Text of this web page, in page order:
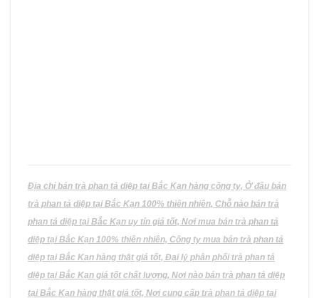
Địa chỉ bán trà phan tả diệp tại Bắc Kạn hàng công ty, Ở đâu bán
trà phan tả diệp tại Bắc Kạn 100% thiên nhiên, Chỗ nào bán trà
phan tả diệp tại Bắc Kạn uy tín giá tốt, Nơi mua bán trà phan tả
diệp tại Bắc Kạn 100% thiên nhiên, Công ty mua bán trà phan tả
diệp tại Bắc Kạn hàng thật giá tốt, Đại lý phân phối trà phan tả
diệp tại Bắc Kạn giá tốt chất lượng, Nơi nào bán trà phan tả diệp
tại Bắc Kạn hàng thật giá tốt, Nơi cung cấp trà phan tả diệp tại